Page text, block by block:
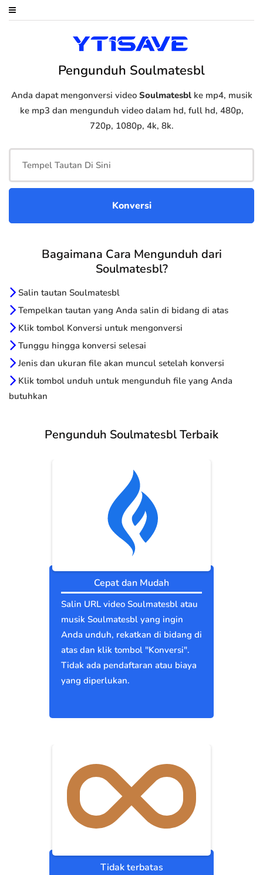
Pengunduh Soulmatesbl
Anda dapat mengonversi video Soulmatesblke mp4, musik
ke mp3 dan mengunduh video dalam hd, full hd, 480p,
720p, 1080p, 4k, 8k.
Bagaimana Cara Mengunduh dari
Soulmatesbl?
Salin tautan Soulmatesbl
Tempelkan tautan yang Anda salin di bidang di atas
Klik tombol Konversi untuk mengonversi
Tunggu hingga konversi selesai
Jenis dan ukuran file akan muncul setelah konversi
Klik tombol unduh untuk mengunduh file yang Anda
butuhkan
Pengunduh Soulmatesbl Terbaik
Cepat dan Mudah
Salin URL video Soulmatesbl atau
musik Soulmatesbl yang ingin
Anda unduh, rekatkan di bidang di
atas dan klik tombol "Konversi".
Tidak ada pendaftaran atau biaya
yang diperlukan.
Tidak terbatas